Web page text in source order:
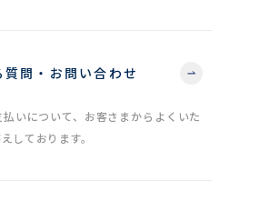
質問・お問い合わせ
いについて、お客さまからよくいた
しております。